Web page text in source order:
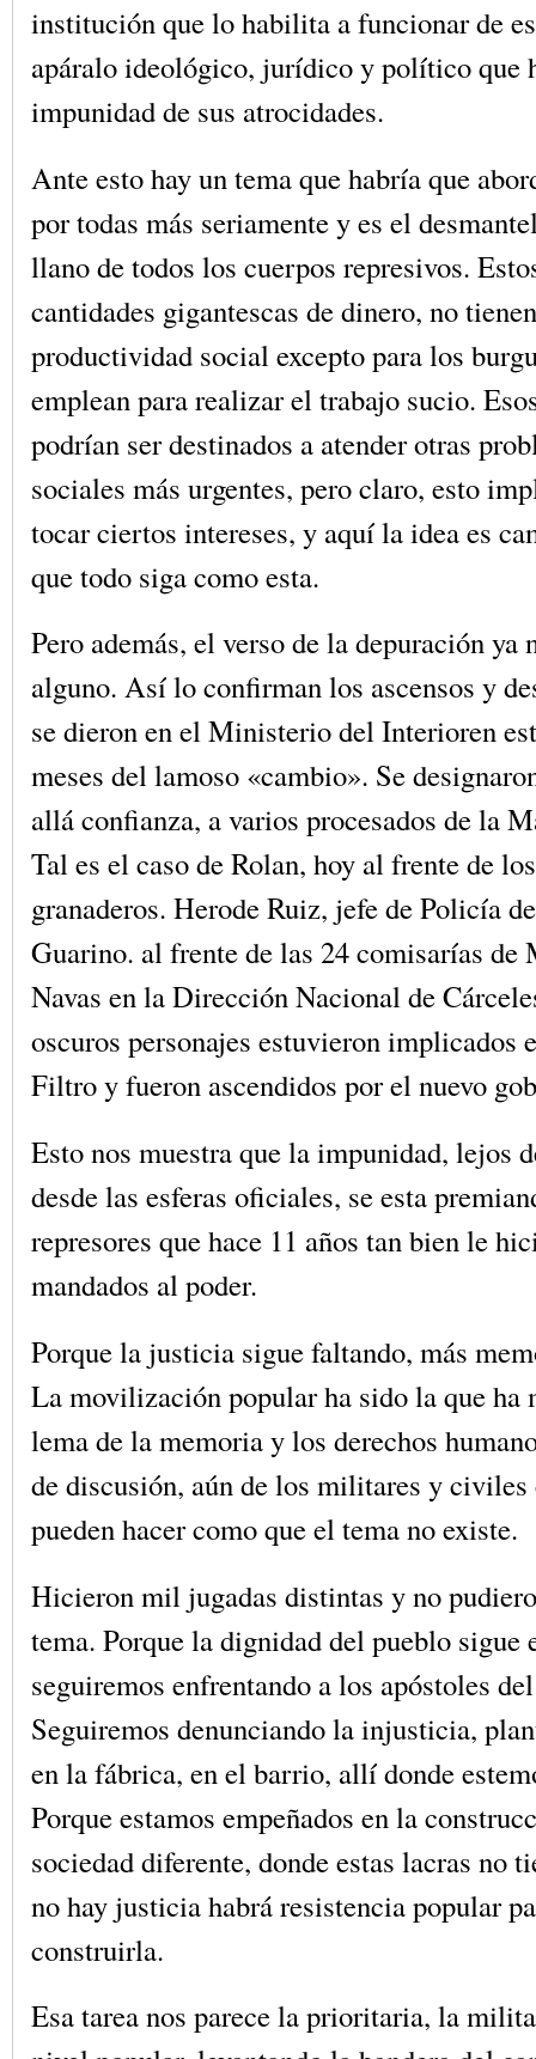
institución que lo habilita a funcionar de
apáralo ideológico, jurídico y político que
impunidad de sus atrocidades.
Ante esto hay un tema que habría que
por todas más seriamente y es el
llano de todos los cuerpos represivos.
cantidades gigantescas de dinero, no
productividad social excepto para los
emplean para realizar el trabajo sucio.
podrían ser destinados a atender otras
sociales más urgentes, pero claro, esto
tocar ciertos intereses, y aquí la idea es
que todo siga como esta.
Pero además, el verso de la depuración ya
alguno. Así lo confirman los ascensos y
se dieron en el Ministerio del Interioren
meses del lamoso «cambio». Se
allá confianza, a varios procesados de la
Tal es el caso de Rolan, hoy al frente de
granaderos. Herode Ruiz, jefe de Policía
Guarino. al frente de las 24 comisarías de
Navas en la Dirección Nacional de
oscuros personajes estuvieron implicados
Filtro y fueron ascendidos por el nuevo
Esto nos muestra que la impunidad, lejos
desde las esferas oficiales, se esta
represores que hace 11 años tan bien le
mandados al poder.
Porque la justicia sigue faltando, más
La movilización popular ha sido la que ha
lema de la memoria y los derechos
de discusión, aún de los militares y
pueden hacer como que el tema no existe.
Hicieron mil jugadas distintas y no
tema. Porque la dignidad del pueblo sigue
seguiremos enfrentando a los apóstoles
Seguiremos denunciando la injusticia,
en la fábrica, en el barrio, allí donde
Porque estamos empeñados en la
sociedad diferente, donde estas lacras no
no hay justicia habrá resistencia popular
construirla.
Esa tarea nos parece la prioritaria, la